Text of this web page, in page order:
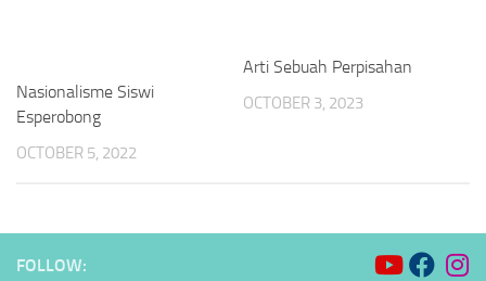
Nasionalisme Siswi
Esperobong
OCTOBER 5, 2022
Arti Sebuah Perpisahan
OCTOBER 3, 2023
FOLLOW: